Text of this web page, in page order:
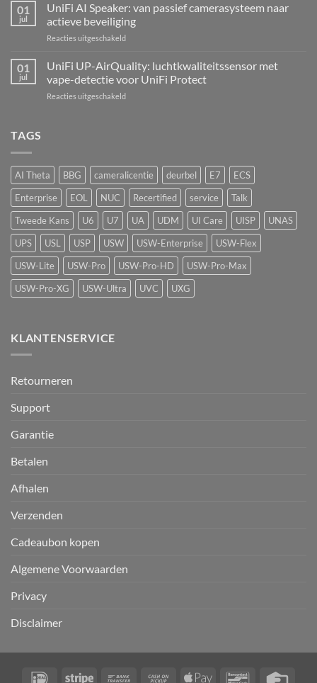
voor
inbraaksensoren
de
eerste
hardware-
refresh
de
01
jul
UniFi AI Speaker: van passief camerasysteem naar
actieve beveiliging
Reacties uitgeschakeldvoor
Speaker:
van
passief
01
jul
UniFi UP-AirQuality: luchtkwaliteitssensor met
vape-detectie voor UniFi Protect
Reacties uitgeschakeldvoor
vape-
detectie
voor
UniFi
Protect
TAGS
AI Theta BBG cameralicentie deurbel E7
ECS
Enterprise
EOL NUC Recertified service
Talk
Tweede Kans
U6 U7 UA UDM UI Care UISP
UNAS
UPS
USL USP USW USW-Enterprise
USW-Flex
USW-Lite
USW-Pro USW-Pro-HD
USW-Pro-Max
USW-Pro-XG
USW-Ultra UVC UXG
KLANTENSERVICE
Retourneren
Support
Garantie
Betalen
Afhalen
Verzenden
Cadeaubon kopen
Algemene Voorwaarden
Privacy
Disclaimer
IDeal Stripe Bank Cash Apple Bancontact